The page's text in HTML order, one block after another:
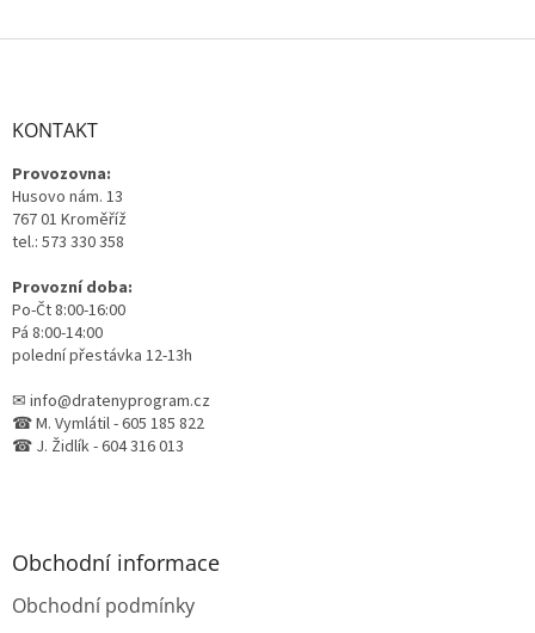
Z
KONTAKT
Provozovna:
Husovo nám. 13
767 01 Kroměříž
tel.: 573 330 358
Provozní doba:
Po-Čt 8:00-16:00
Pá 8:00-14:00
polední přestávka 12-13h
✉ info@dratenyprogram.cz
☎ M. Vymlátil - 605 185 822
☎ J. Židlík - 604 316 013
Obchodní informace
Obchodní podmínky